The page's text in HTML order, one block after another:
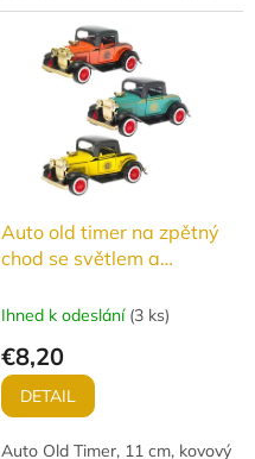
pro všechny malé závodníky a
dobrodruhy. Vyrobeno z
kvalitního plastu,...
Auto old timer na zpětný
chod se světlem a
Ihned k odeslání (3 ks)
€8,20
DETAIL
Auto Old Timer, 11 cm, kovový